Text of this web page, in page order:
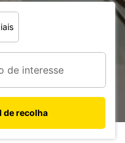
de recolha